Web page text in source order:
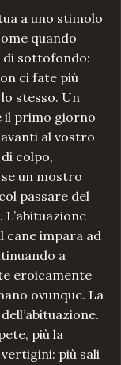
a uno stimolo
quando
di sottofondo:
ci fate più
stesso. Un
il primo giorno
al vostro
colpo,
un mostro
passare del
cane impara ad
a
eroicamente
ovunque. La
più la
più sali